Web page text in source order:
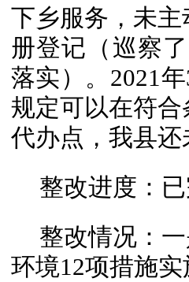
下乡服务，未
册登记（巡察
落实）。2021
规定可以在符
代办点，我县还
整改进度：已
整改情况：
环境12项措施